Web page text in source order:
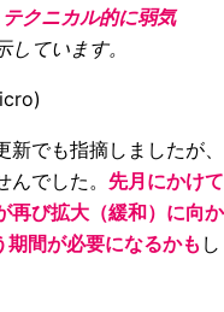
テクニカル的に弱気
しています。
でも指摘しましたが、
でした。 先月にかけて
再び拡大（緩和）に向か
間が必要になるかも し